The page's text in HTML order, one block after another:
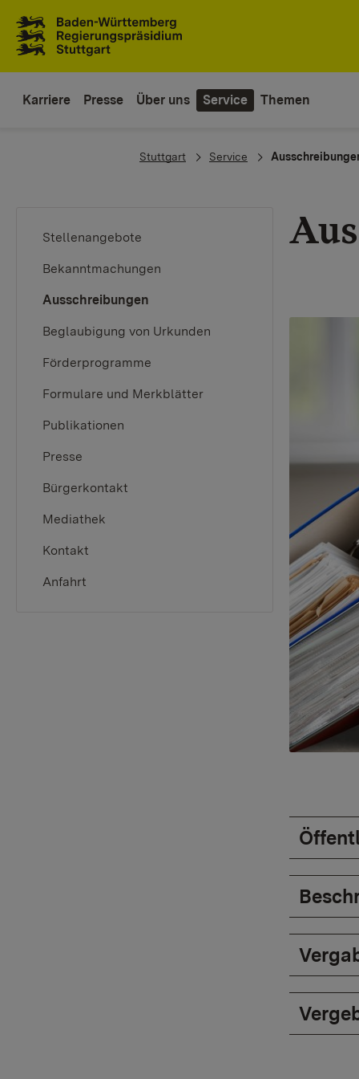
Karriere Presse Über uns Service Themen
You are here:
Stuttgart Service
Stellenangebote
Bekanntmachungen
Ausschreibungen
Beglaubigung von Urkunden
Förderprogramme
Formulare und Merkblätter
Publikationen
Presse
Bürgerkontakt
Mediathek
Kontakt
Anfahrt